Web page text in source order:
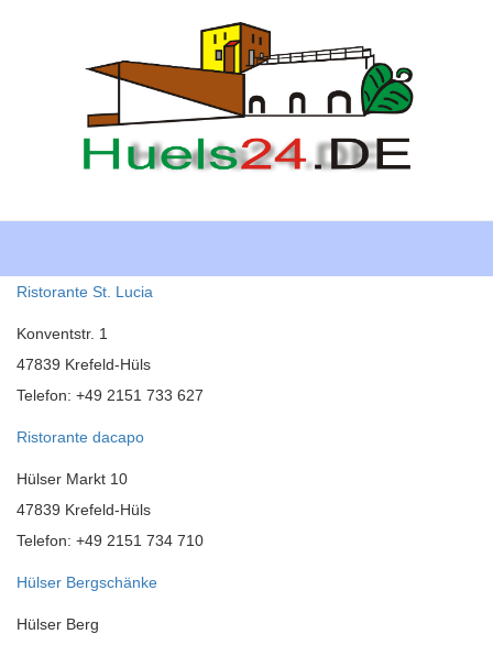
Ristorante St. Lucia
Konventstr. 1
47839 Krefeld-Hüls
Telefon: +49 2151 733 627
Ristorante dacapo
Hülser Markt 10
47839 Krefeld-Hüls
Telefon: +49 2151 734 710
Hülser Bergschänke
Hülser Berg